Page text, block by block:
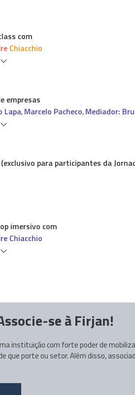
com
Chiacchio
empresas
Lapa,Marcelo Pacheco,Mediador:
para participantes da
imersivo com
Chiacchio
se à Firjan!
instituição com forte poder de
que porte ou setor. Além disso,